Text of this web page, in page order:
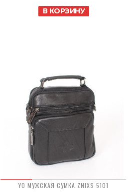
В КОРЗИНУ
YO МУЖСКАЯ СУМКА ZNIXS 5101